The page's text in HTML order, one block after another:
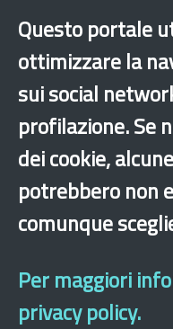
Questo portale
ottimizzare la
sui social
profilazione. Se
dei cookie,
potrebbero non
comunque
Per maggiori
privacy policy.
Dichiarazione di accessibilità